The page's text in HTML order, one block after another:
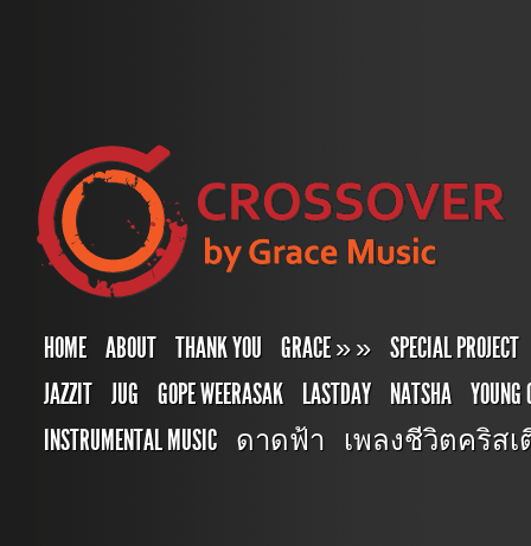
HOME ABOUT THANK YOU GRACE»» SPECIAL PROJECT
JAZZIT JUG GOPE WEERASAK LASTDAY NATSHA YOUNG
INSTRUMENTAL MUSIC ดาดฟ้า เพลงชีวิตคริสเตียน